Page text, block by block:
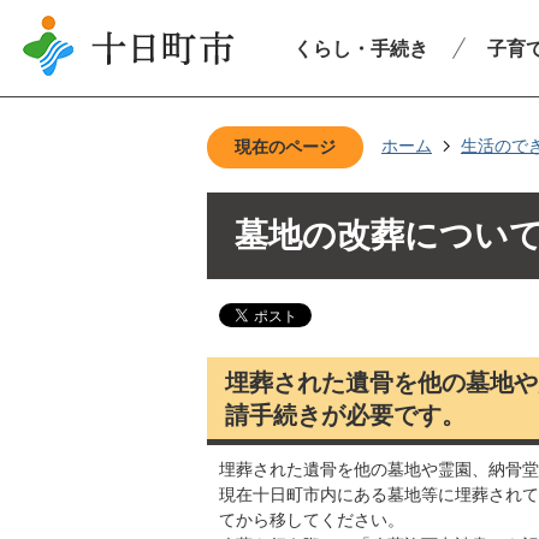
くらし・手続き 子育
現在のページ ホーム 生活ので
墓地の改葬につい
埋葬された遺骨を他の墓地
請手続きが必要です。
埋葬された遺骨を他の墓地や霊園、納骨
現在十日町市内にある墓地等に埋葬され
てから移してください。